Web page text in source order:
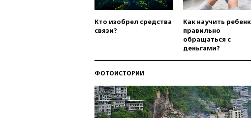
Кто изобрел средства
связи?
Как научить
правильно
обращаться с
деньгами?
ФОТОИСТОРИИ